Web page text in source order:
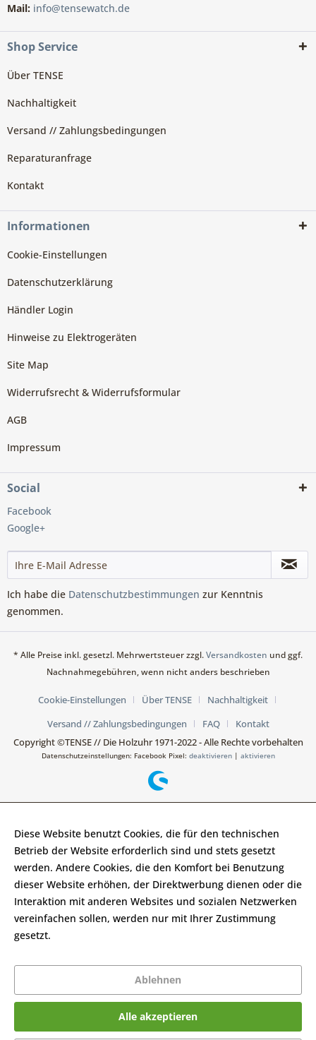
Mail: info@tensewatch.de
Shop Service
Über TENSE
Nachhaltigkeit
Versand // Zahlungsbedingungen
Reparaturanfrage
Kontakt
Informationen
Cookie-Einstellungen
Datenschutzerklärung
Händler Login
Hinweise zu Elektrogeräten
Site Map
Widerrufsrecht & Widerrufsformular
AGB
Impressum
Social
Facebook
Google+
Ich habe die Datenschutzbestimmungen zur Kenntnis
genommen.
* Alle Preise inkl. gesetzl. Mehrwertsteuer zzgl.Versandkosten und ggf.
Nachnahmegebühren, wenn nicht anders beschrieben
Cookie-Einstellungen Über TENSE
Nachhaltigkeit
Versand // Zahlungsbedingungen
FAQ
Kontakt
Copyright ©TENSE // Die Holzuhr 1971-2022 - Alle Rechte vorbehalten
Datenschutzeinstellungen: Facebook Pixel: deaktivieren| aktivieren
Diese Website benutzt Cookies, die für den technischen
Betrieb der Website erforderlich sind und stets gesetzt
werden. Andere Cookies, die den Komfort bei Benutzung
dieser Website erhöhen, der Direktwerbung dienen oder die
Interaktion mit anderen Websites und sozialen Netzwerken
vereinfachen sollen, werden nur mit Ihrer Zustimmung
gesetzt.
Ablehnen
Alle akzeptieren